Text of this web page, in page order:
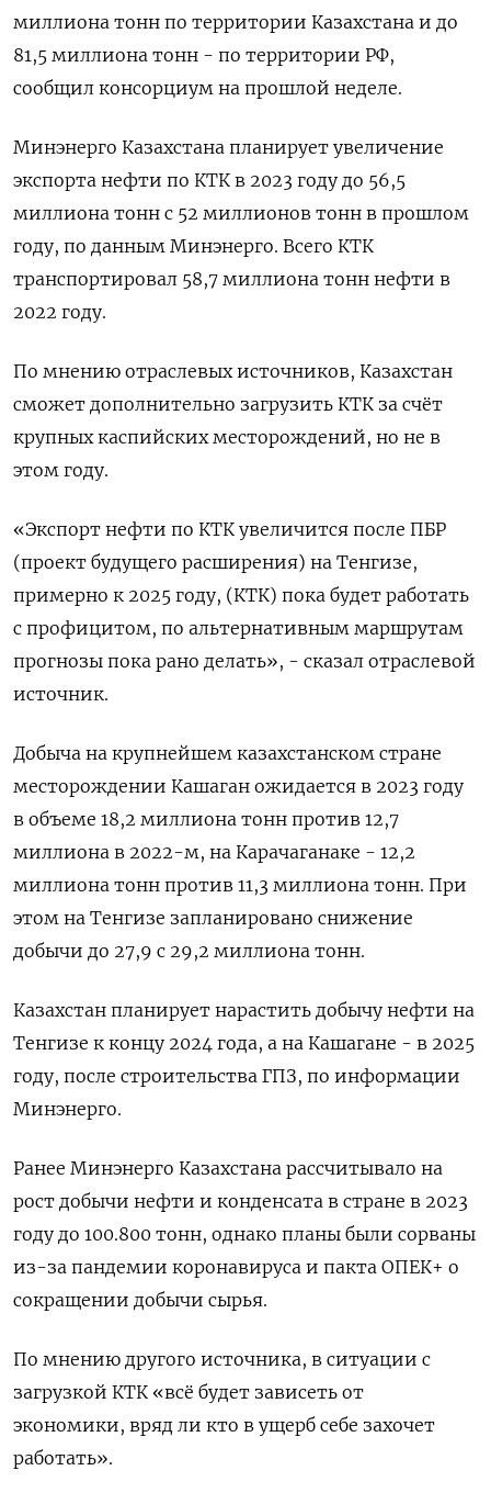
миллиона тонн по территории Казахстана и до
81,5 миллиона тонн - по территории РФ,
сообщил консорциум на прошлой неделе.
Минэнерго Казахстана планирует увеличение
экспорта нефти по КТК в 2023 году до 56,5
миллиона тонн с 52 миллионов тонн в прошлом
году, по данным Минэнерго. Всего КТК
транспортировал 58,7 миллиона тонн нефти в
2022 году.
По мнению отраслевых источников, Казахстан
сможет дополнительно загрузить КТК за счёт
крупных каспийских месторождений, но не в
этом году.
«Экспорт нефти по КТК увеличится после ПБР
(проект будущего расширения) на Тенгизе,
примерно к 2025 году, (КТК) пока будет работать
с профицитом, по альтернативным маршрутам
прогнозы пока рано делать», - сказал отраслевой
источник.
Добыча на крупнейшем казахстанском стране
месторождении Кашаган ожидается в 2023 году
в объеме 18,2 миллиона тонн против 12,7
миллиона в 2022-м, на Карачаганаке - 12,2
миллиона тонн против 11,3 миллиона тонн. При
этом на Тенгизе запланировано снижение
добычи до 27,9 с 29,2 миллиона тонн.
Казахстан планирует нарастить добычу нефти на
Тенгизе к концу 2024 года, а на Кашагане - в 2025
году, после строительства ГПЗ, по информации
Минэнерго.
Ранее Минэнерго Казахстана рассчитывало на
рост добычи нефти и конденсата в стране в 2023
году до 100.800 тонн, однако планы были сорваны
из-за пандемии коронавируса и пакта ОПЕК+ о
сокращении добычи сырья.
По мнению другого источника, в ситуации с
загрузкой КТК «всё будет зависеть от
экономики, вряд ли кто в ущерб себе захочет
работать».